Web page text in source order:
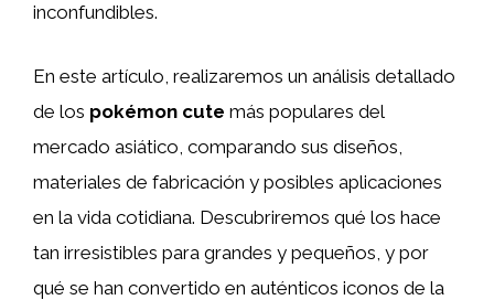
inconfundibles.
En este artículo, realizaremos un análisis detallado
de los pokémon cute más populares del
mercado asiático, comparando sus diseños,
materiales de fabricación y posibles aplicaciones
en la vida cotidiana. Descubriremos qué los hace
tan irresistibles para grandes y pequeños, y por
qué se han convertido en auténticos iconos de la